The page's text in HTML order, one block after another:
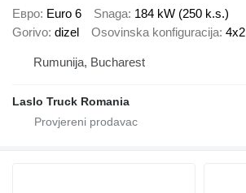
Евро Euro 6 Snaga 184 kW (250 k.s.)
Gorivo dizel Osovinska konfiguracija 4x2
Rumunija, Bucharest
Laslo Truck Romania